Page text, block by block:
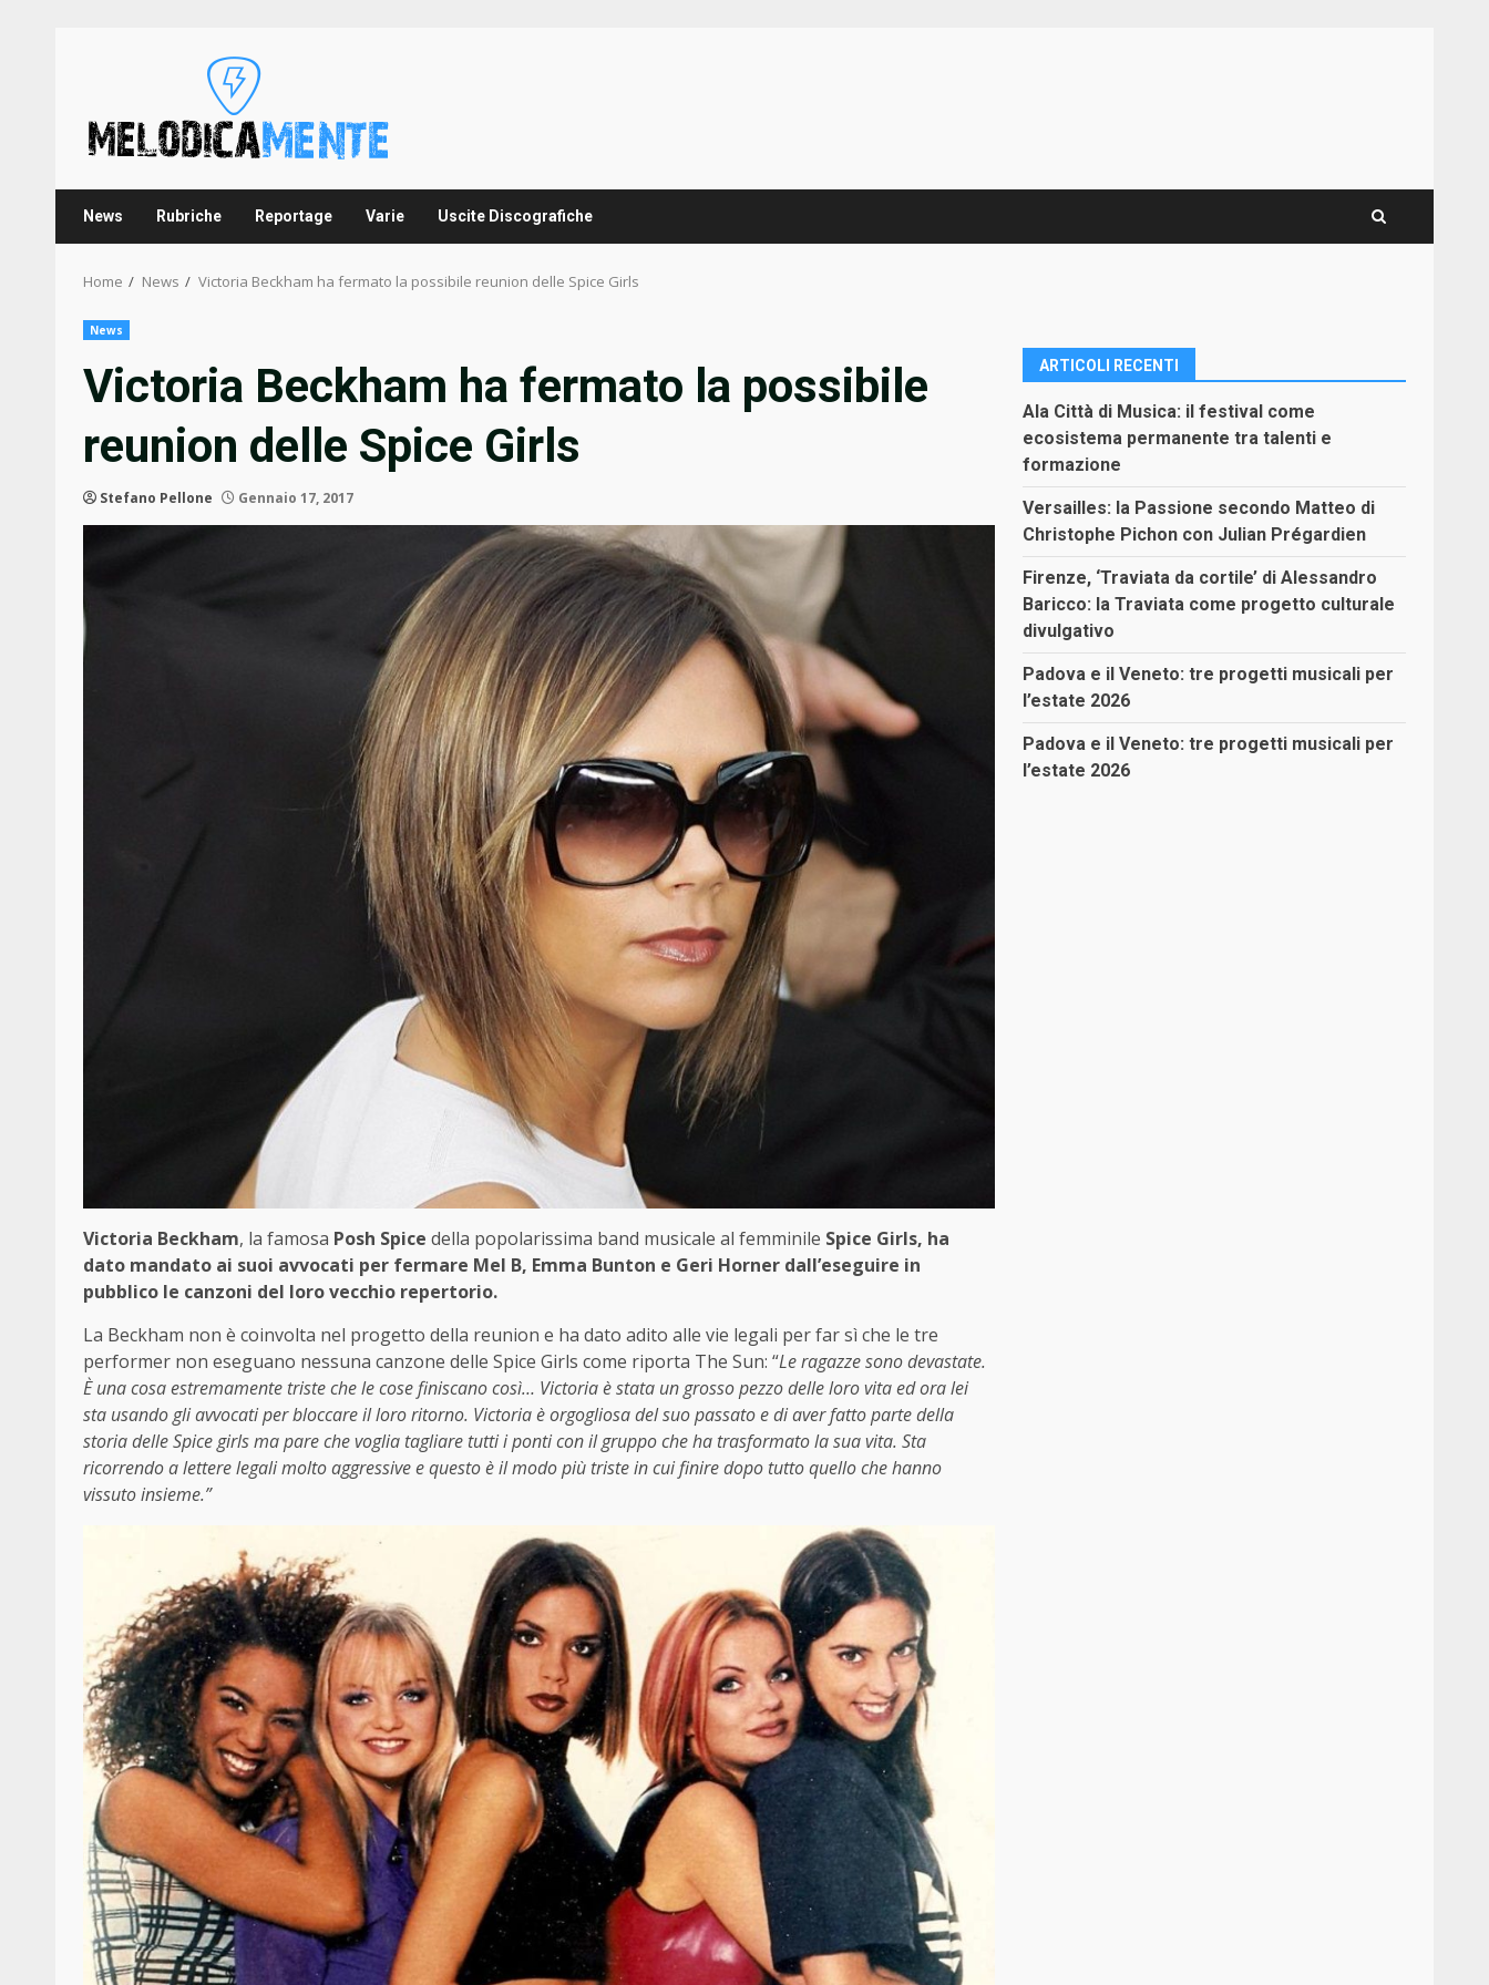
News Rubriche Reportage Varie Uscite Discografiche
Home News Victoria Beckham ha fermato la possibile reunion delle Spice Girls
News
Victoria Beckham ha fermato la possibile
reunion delle Spice Girls
Stefano Pellone Gennaio 17, 2017
Victoria Beckham, la famosa Posh Spice della popolarissima band musicale al femminile Spice Girls, ha
dato mandato ai suoi avvocati per fermare Mel B, Emma Bunton e Geri Horner dall’eseguire in
pubblico le canzoni del loro vecchio repertorio.
La Beckham non è coinvolta nel progetto della reunion e ha dato adito alle vie legali per far sì che le tre
performer non eseguano nessuna canzone delle Spice Girls come riporta The Sun: “Le ragazze sono devastate.
È una cosa estremamente triste che le cose finiscano così… Victoria è stata un grosso pezzo delle loro vita ed ora lei
sta usando gli avvocati per bloccare il loro ritorno. Victoria è orgogliosa del suo passato e di aver fatto parte della
storia delle Spice girls ma pare che voglia tagliare tutti i ponti con il gruppo che ha trasformato la sua vita. Sta
ricorrendo a lettere legali molto aggressive e questo è il modo più triste in cui finire dopo tutto quello che hanno
vissuto insieme.”
ARTICOLI RECENTI
Ala Città di Musica: il festival come
ecosistema permanente tra talenti e
formazione
Versailles: la Passione secondo Matteo di
Christophe Pichon con Julian Prégardien
Firenze, ‘Traviata da cortile’ di Alessandro
Baricco: la Traviata come progetto culturale
divulgativo
Padova e il Veneto: tre progetti musicali per
l’estate 2026
Padova e il Veneto: tre progetti musicali per
l’estate 2026